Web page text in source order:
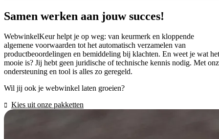
Samen werken aan jouw succes!
WebwinkelKeur helpt je op weg: van keurmerk en kloppende
algemene voorwaarden tot het automatisch verzamelen van
productbeoordelingen en bemiddeling bij klachten. En weet je wat het
mooie is? Jij hebt geen juridische of technische kennis nodig. Met
ondersteuning en tool is alles zo geregeld.
Wil jij ook je webwinkel laten groeien?
Kies uit onze pakketten